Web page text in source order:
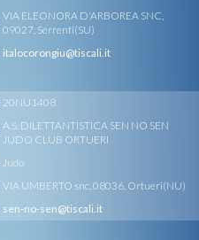
VIA ELEONORA D'ARBOREA SNC,
09027, Serrenti(SU)
italocorongiu@tiscali.it
20NU1408
A.S. DILETTANTISTICA SEN NO SEN
JUDO CLUB ORTUERI
Judo
VIA UMBERTO snc, 08036, Ortueri(NU)
sen-no-sen@tiscali.it